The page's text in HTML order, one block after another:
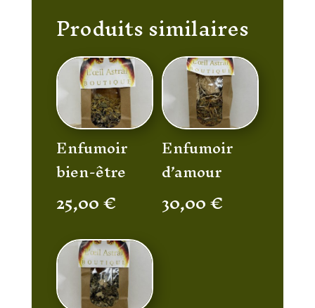
Produits similaires
Enfumoir
bien-être
25,00€
Enfumoir
d’amour
30,00€